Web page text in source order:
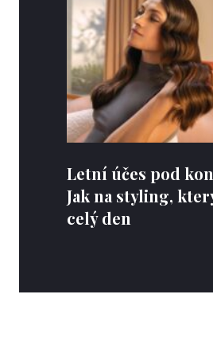
Letní účes pod
Jak na styling,
celý den